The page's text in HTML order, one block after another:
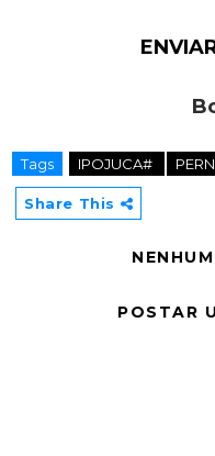
Tags IPOJUCA#
Share This
POSTAR